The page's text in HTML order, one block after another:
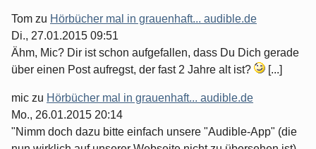
Tom zu Hörbücher mal in grauenhaft... audible.de
Di., 27.01.2015 09:51
Ähm, Mic? Dir ist schon aufgefallen, dass Du Dich gerade
über einen Post aufregst, der fast 2 Jahre alt ist?
[...]
mic zu Hörbücher mal in grauenhaft... audible.de
Mo., 26.01.2015 20:14
"Nimm doch dazu bitte einfach unsere "Audible-App" (die